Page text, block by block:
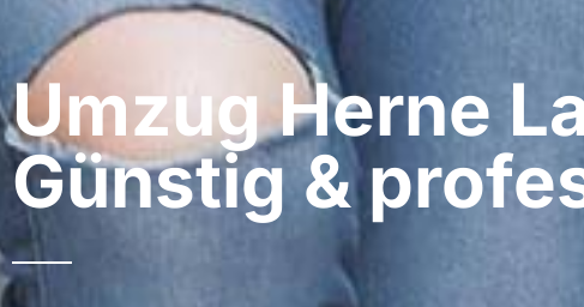
Umzug Herne​
Günstig &